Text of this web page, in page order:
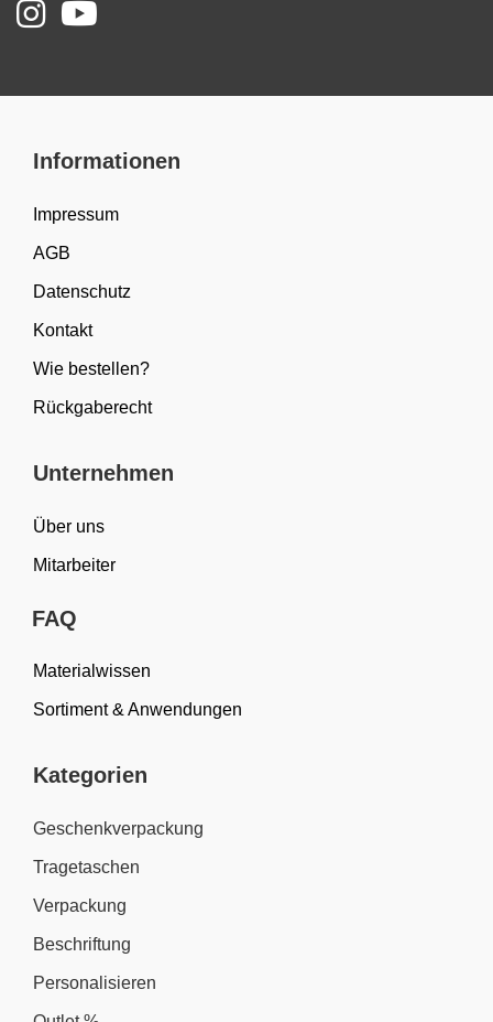
Informationen
Impressum
AGB
Datenschutz
Kontakt
Wie bestellen?
Rückgaberecht
Unternehmen
Über uns
Mitarbeiter
FAQ
Materialwissen
Sortiment & Anwendungen
Kategorien
Geschenkverpackung
Tragetaschen
Verpackung
Beschriftung
Personalisieren